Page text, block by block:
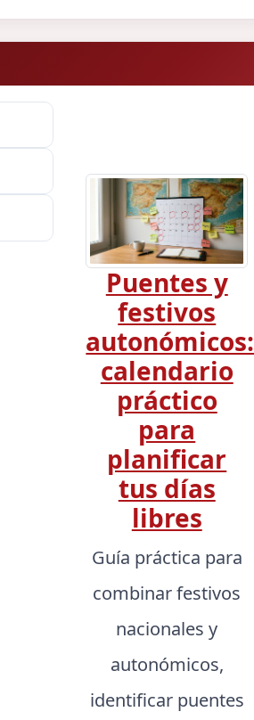
Puentes y
festivos
autonómicos:
calendario
práctico
para
planificar
tus días
libres
Guía práctica para
combinar festivos
nacionales y
autonómicos,
identificar puentes